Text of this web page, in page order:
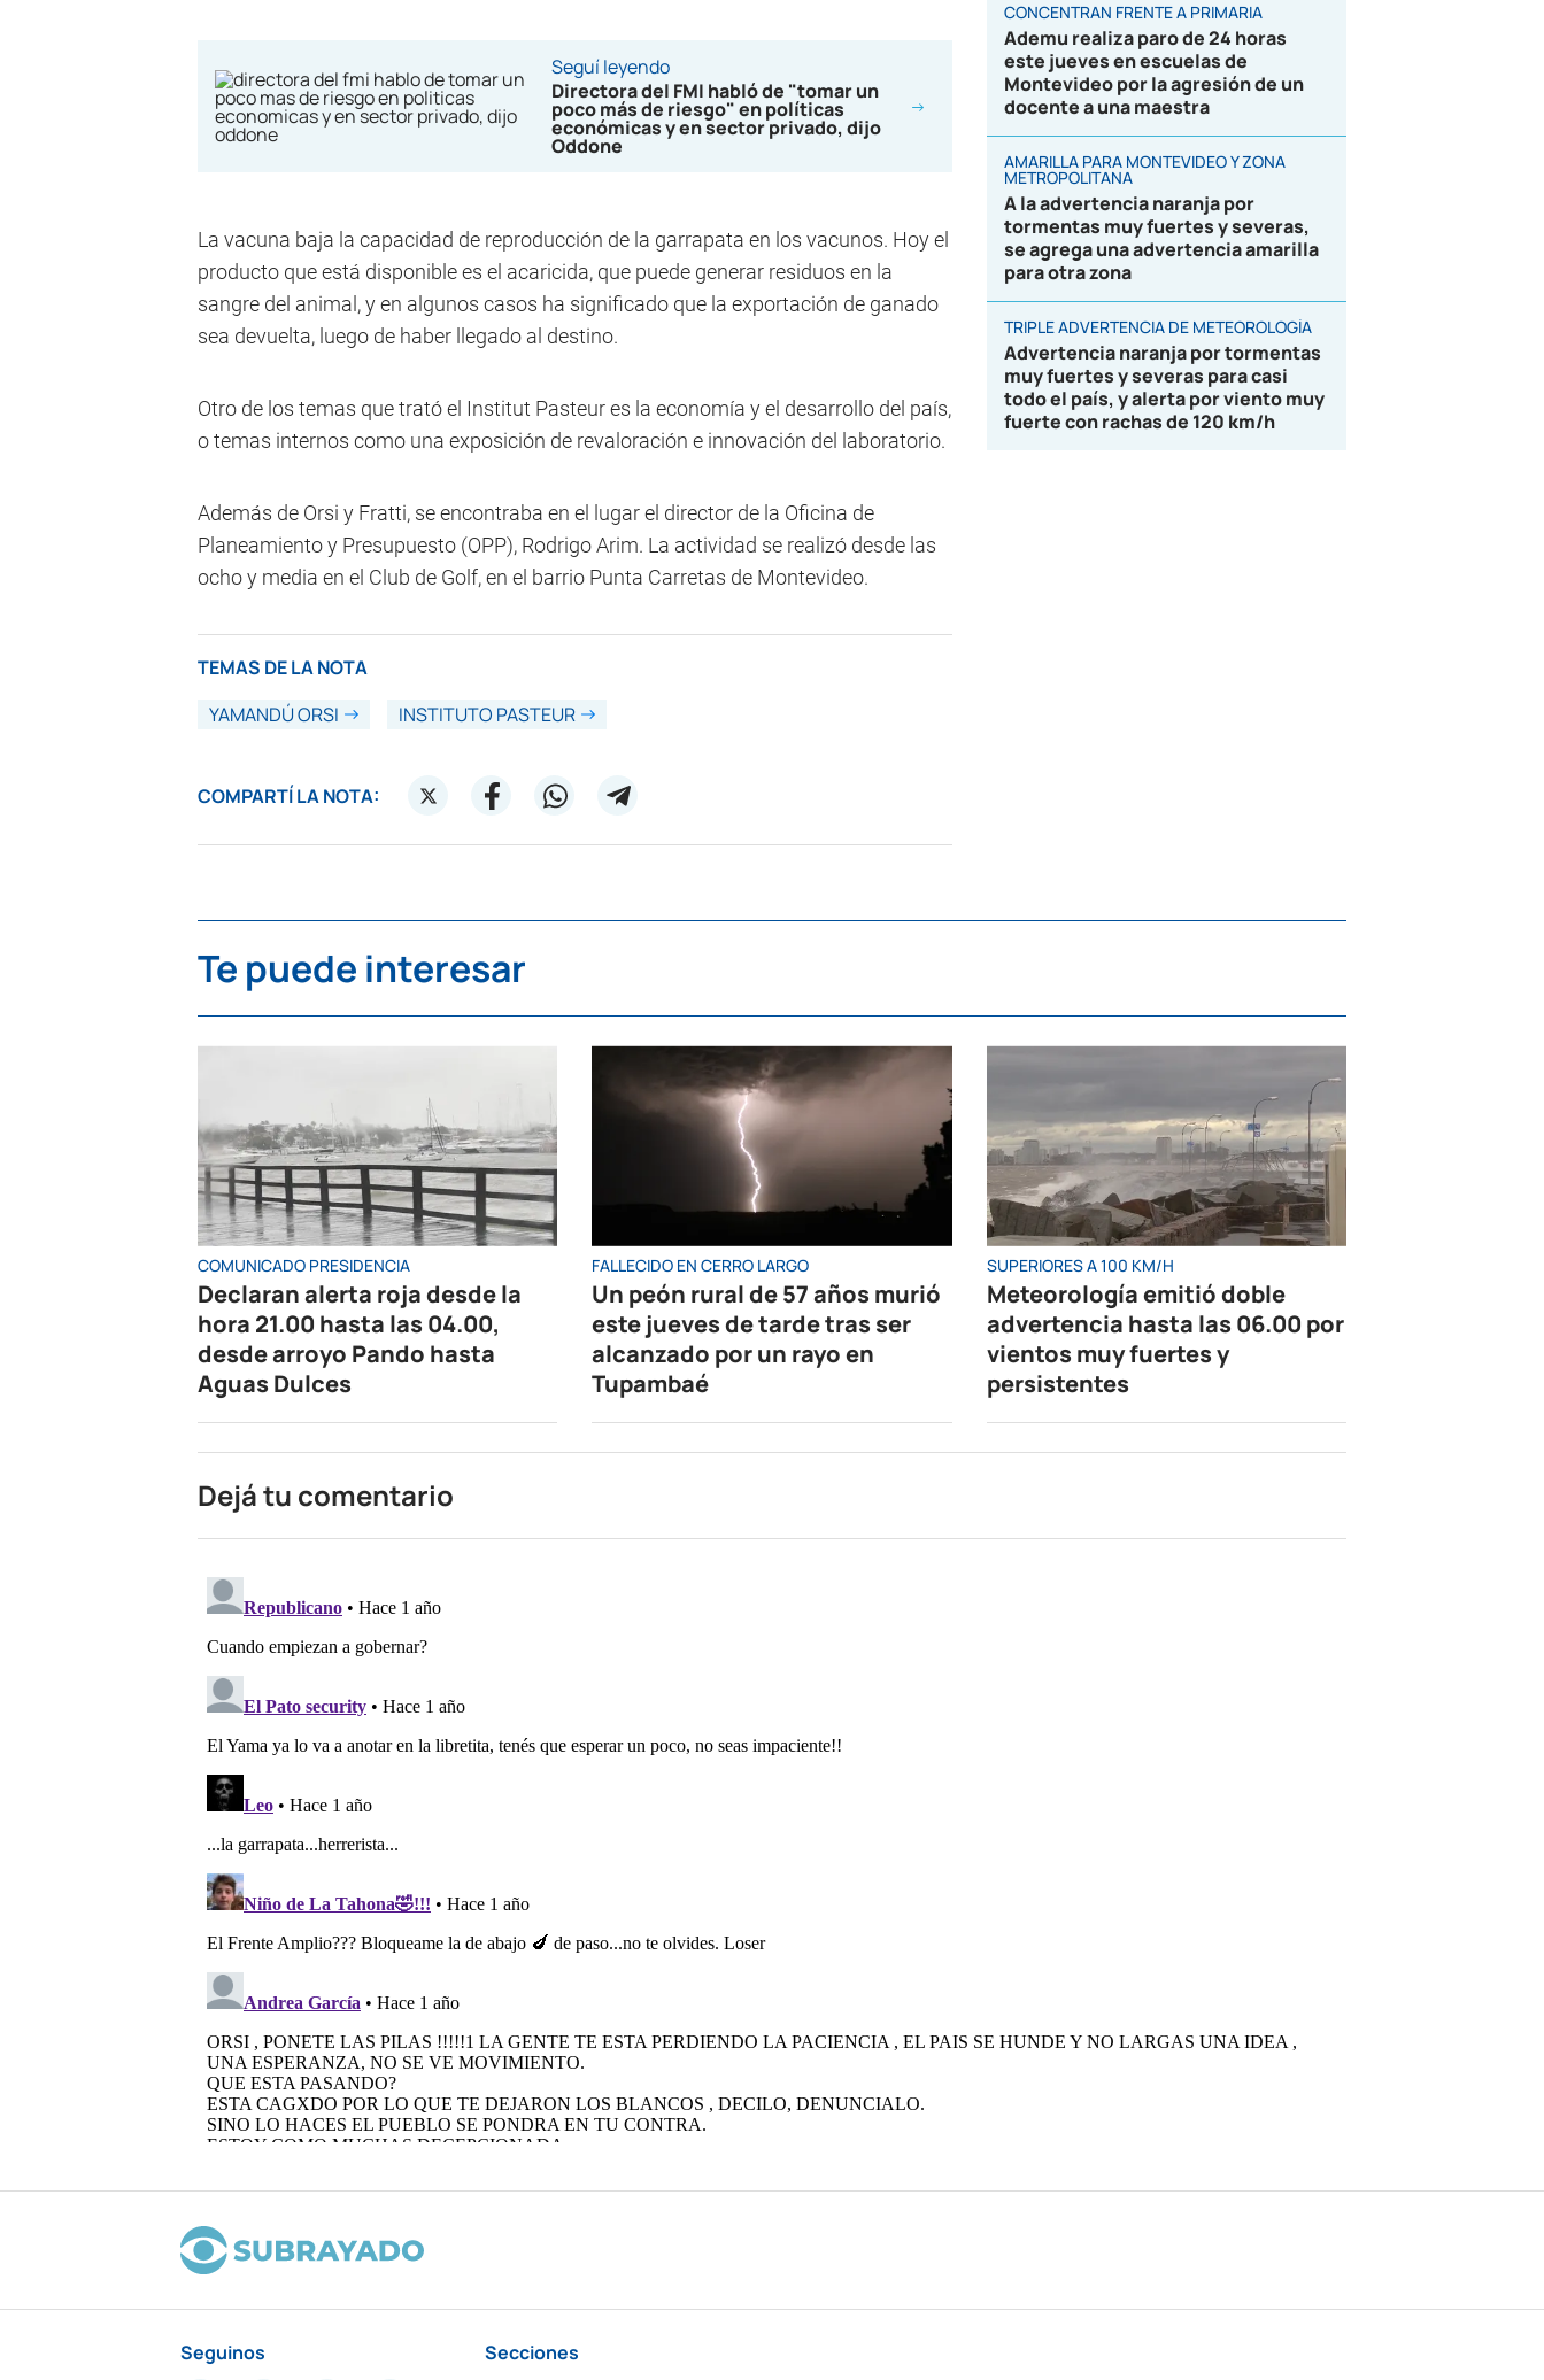
Seguí leyendo
Directora del FMI habló de "tomar un
poco más de riesgo" en políticas
económicas y en sector privado, dijo
Oddone
La vacuna baja la capacidad de reproducción de la garrapata en los vacunos. Hoy el
producto que está disponible es el acaricida, que puede generar residuos en la
sangre del animal, y en algunos casos ha significado que la exportación de ganado
sea devuelta, luego de haber llegado al destino.
Otro de los temas que trató el Institut Pasteur es la economía y el desarrollo del país,
o temas internos como una exposición de revaloración e innovación del laboratorio.
Además de Orsi y Fratti, se encontraba en el lugar el director de la Oficina de
Planeamiento y Presupuesto (OPP), Rodrigo Arim. La actividad se realizó desde las
ocho y media en el Club de Golf, en el barrio Punta Carretas de Montevideo.
TEMAS DE LA NOTA
YAMANDÚ ORSI
INSTITUTO PASTEUR
COMPARTÍ LA NOTA:
CONCENTRAN FRENTE A PRIMARIA
Ademu realiza paro de 24 horas
este jueves en escuelas de
Montevideo por la agresión de un
docente a una maestra
AMARILLA PARA MONTEVIDEO Y ZONA
METROPOLITANA
A la advertencia naranja por
tormentas muy fuertes y severas,
se agrega una advertencia amarilla
para otra zona
TRIPLE ADVERTENCIA DE METEOROLOGÍA
Advertencia naranja por tormentas
muy fuertes y severas para casi
todo el país, y alerta por viento muy
fuerte con rachas de 120 km/h
Te puede interesar
COMUNICADO PRESIDENCIA
Declaran alerta roja desde la
hora 21.00 hasta las 04.00,
desde arroyo Pando hasta
Aguas Dulces
FALLECIDO EN CERRO LARGO
Un peón rural de 57 años murió
este jueves de tarde tras ser
alcanzado por un rayo en
Tupambaé
SUPERIORES A 100 KM/H
Meteorología emitió doble
advertencia hasta las 06.00 por
vientos muy fuertes y
persistentes
Dejá tu comentario
Seguinos Secciones